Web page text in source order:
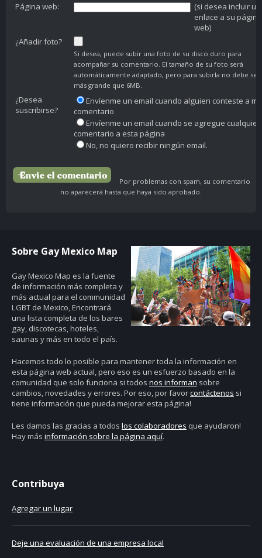
Página web:
(si desea incluir un
enlace a su página
web)
¿Añadir foto?
Si desea, puede subir una foto de su disco duro para
acompañar su comentario. El tamaño de su foto será
automáticamente adaptado, pero para subirla no debe ser
más grande que 6MB.
¿Desea
suscribirse?
Envíenme un email cuando alguien conteste a mi
comentario
Envíenme un email cuando se agregue cualquier
comentario a esta página
No, no quiero recibir ningún email.
Por problemas con spam, su comentario
no aparecerá hasta que haya sido aprobado.
Sobre Gay Mexico Map
Gay Mexico Map es la fuente
de información más completa y
más actual para el communidad
LGBT de Mexico, Encontrará
una lista completa de los bares
gay, discotecas, hoteles,
saunas y más en todo el país.
Hacemos todo lo posible para mantener toda la información en
esta página web actual, pero eso es un esfuerzo basado en la
comunidad que solo funciona si todos nos informan sobre
cambios, novedades y errores. Por eso, por favorcontáctenos si
tiene información que pueda mejorar esta página!
Les damos las gracias a todos los colaboradores que ayudaron!
Hay más información sobre la página aquí.
Contribuya
Agregar un lugar
Deje una evaluación de una empresa local